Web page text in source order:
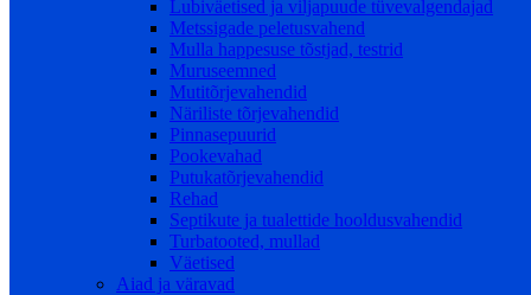
Lubiväetised ja viljapuude tüvevalgendajad
Metssigade peletusvahend
Mulla happesuse tõstjad, testrid
Muruseemned
Mutitõrjevahendid
Näriliste tõrjevahendid
Pinnasepuurid
Pookevahad
Putukatõrjevahendid
Rehad
Septikute ja tualettide hooldusvahendid
Turbatooted, mullad
Väetised
Aiad ja väravad